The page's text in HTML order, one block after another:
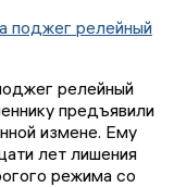
поджег релейный
релейный
предъявили
измене. Ему
лет лишения
режима со